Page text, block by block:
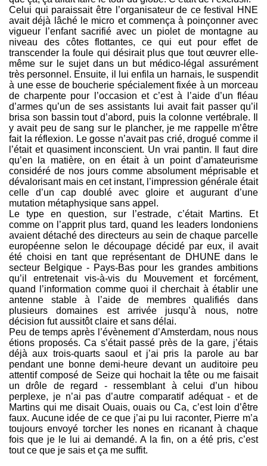
Celui qui paraissait être l’organisateur de ce festival HNE
avait déjà lâché le micro et commença à poinçonner avec
vigueur l’enfant sacrifié avec un piolet de montagne au
niveau des côtes flottantes, ce qui eut pour effet de
transcender la foule qui désirait plus que tout œuvrer elle-
même sur le sujet dans un but médico-légal assurément
très personnel. Ensuite, il lui enfila un harnais, le suspendit
à une esse de boucherie spécialement fixée à un morceau
de charpente pour l’occasion et c’est à l’aide d’un fléau
d’armes qu’un de ses assistants lui avait fait passer qu’il
brisa son bassin tout d’abord, puis la colonne vertébrale. Il
y avait peu de sang sur le plancher, je me rappelle m’être
fait la réflexion. Le gosse n’avait pas crié, drogué comme il
l’était et quasiment inconscient. Un vrai pantin. Il faut dire
qu’en la matière, on en était à un point d’amateurisme
considéré de nos jours comme absolument méprisable et
dévalorisant mais en cet instant, l’impression générale était
celle d’un cap doublé avec gloire et augurant d’une
mutation métaphysique sans appel.
Le type en question, sur l’estrade, c’était Martins. Et
comme on l’apprit plus tard, quand les leaders londoniens
avaient détaché des directeurs au sein de chaque parcelle
européenne selon le découpage décidé par eux, il avait
été choisi en tant que représentant de DHUNE dans le
secteur Belgique - Pays-Bas pour les grandes ambitions
qu’il entretenait vis-à-vis du Mouvement et forcément,
quand l’information comme quoi il cherchait à établir une
antenne stable à l’aide de membres qualifiés dans
plusieurs domaines est arrivée jusqu’à nous, notre
décision fut aussitôt claire et sans délai.
Peu de temps après l’évènement d’Amsterdam, nous nous
étions proposés. Ca s’était passé près de la gare, j’étais
déjà aux trois-quarts saoul et j’ai pris la parole au bar
pendant une bonne demi-heure devant un auditoire peu
attentif composé de Seize qui hochait la tête ou me faisait
un drôle de regard - ressemblant à celui d’un hibou
perplexe, je n’ai pas d’autre comparatif adéquat - et de
Martins qui me disait Ouais, ouais ou Ca, c’est loin d’être
faux. Aucune idée de ce que j’ai pu lui raconter, Pierre m’a
toujours envoyé torcher les nones en ricanant à chaque
fois que je le lui ai demandé. A la fin, on a été pris, c’est
tout ce que je sais et ça me suffit.